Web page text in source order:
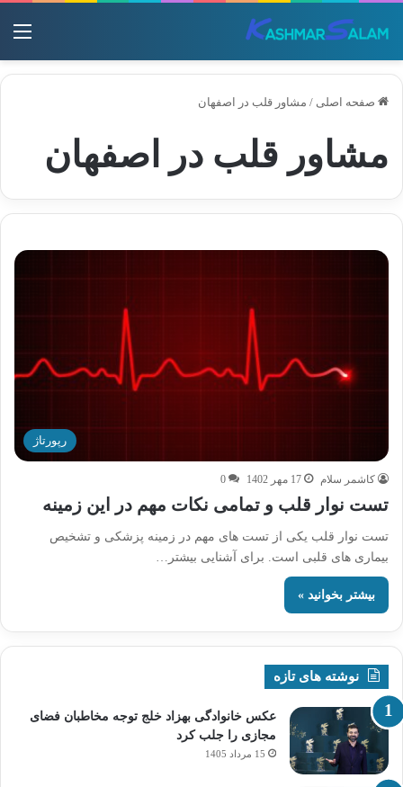
صفحه اصلی / مشاور قلب در اصفهان
مشاور قلب در اصفهان
رپورتاژ
کاشمر سلام 17 مهر 1402 0
تست نوار قلب و تمامی نکات مهم در این زمینه
تست نوار قلب یکی از تست های مهم در زمینه پزشکی و تشخیص
بیماری های قلبی است. برای آشنایی بیشتر…
بیشتر بخوانید »
نوشته های تازه
عکس خانوادگی بهزاد خلج توجه مخاطبان فضای
مجازی را جلب کرد
15 مرداد 1405